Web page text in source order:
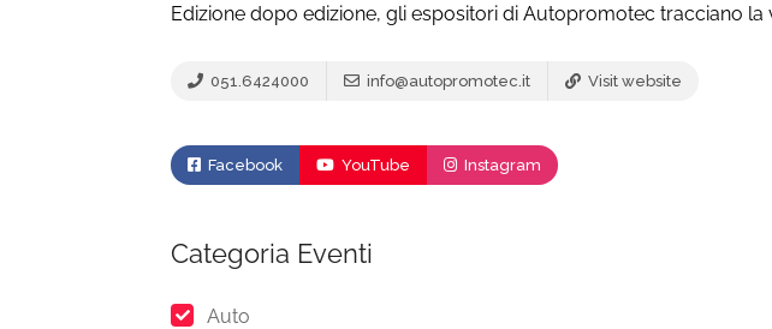
Edizione dopo edizione, gli espositori di Autopromotec tracciano la
051.6424000 info@autopromotec.it Visit website
Facebook YouTube Instagram
Categoria Eventi
Auto